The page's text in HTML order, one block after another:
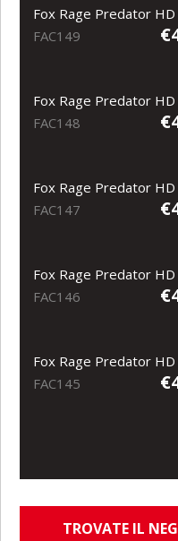
Fox Rage Predator
FAC149
Fox Rage Predator
FAC148
Fox Rage Predator
FAC147
Fox Rage Predator
FAC146
Fox Rage Predator
FAC145
TROVATE IL